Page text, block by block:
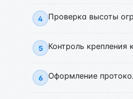
4 Проверка высоты
5 Контроль крепления
6 Оформление